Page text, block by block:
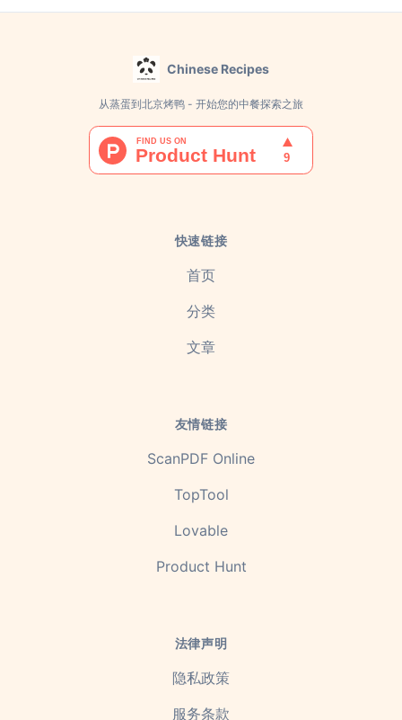
Chinese Recipes
从蒸蛋到北京烤鸭 - 开始您的中餐探索之旅
快速链接
首页
分类
文章
友情链接
ScanPDF Online
TopTool
Lovable
Product Hunt
法律声明
隐私政策
服务条款